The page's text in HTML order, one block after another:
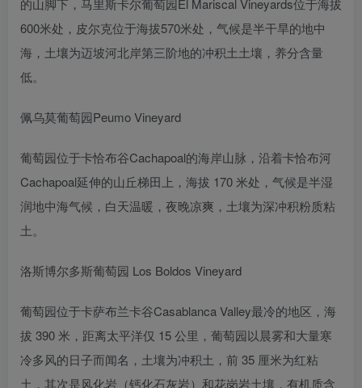
600米处，皮尔克位于海拔570米处，气候是半干旱的地中
海，土壤为迈坡河北岸第三阶地的冲积土土壤，养分含量
低。
佩乌莫葡萄园Peumo Vineyard
葡萄园位于卡恰布谷Cachapoal的海岸山脉，沿着卡恰布河
Cachapoal延伸的山丘梯田上，海拔 170 米处，气候是半湿
润地中海气候，白天温暖，夜晚凉爽，土壤为深冲积粉质粘
土。
洛斯博尔多斯葡萄园 Los Boldos Vineyard
葡萄园位于卡萨布兰卡谷Casablanca Valley最冷的地区，海
拔 390 米，距离太平洋仅 15 公里，葡萄园以晨雾和大量寒
冷多风的日子而闻名，土壤为冲积土，前 35 厘米为红粘
土，其次是风化岩（钙化石灰岩）和花岗岩土壤，有机质含